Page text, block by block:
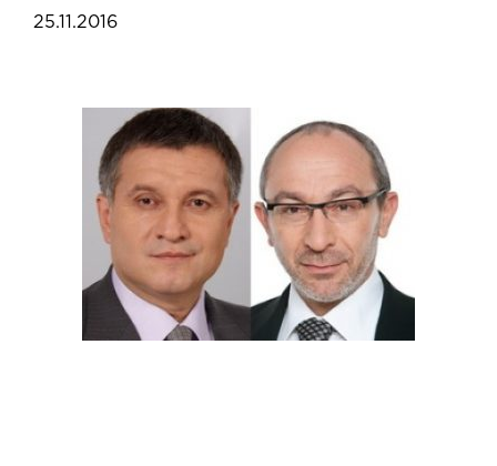
25.11.2016